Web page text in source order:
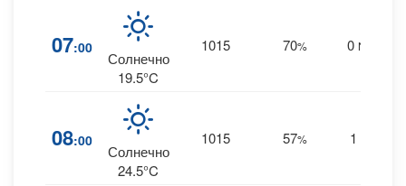
07:00
Солнечно
19.5°C
1015 70% 0 NE
08:00
Солнечно
24.5°C
1015 57% 1